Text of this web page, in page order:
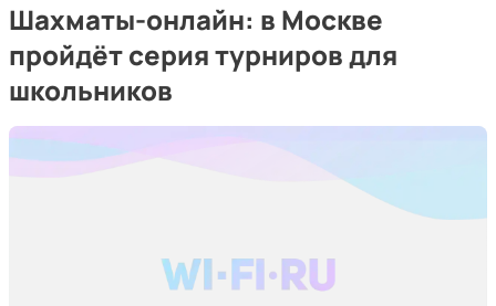
Шахматы-онлайн: в Москве
пройдёт серия турниров для
школьников